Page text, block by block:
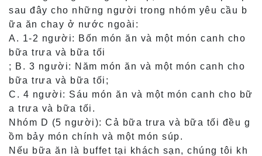
sau đây cho những người trong nhóm yêu cầu b
ữa ăn chay ở nước ngoài:
A. 1-2 người: Bốn món ăn và một món canh cho
bữa trưa và bữa tối
; B. 3 người: Năm món ăn và một món canh cho
bữa trưa và bữa tối;
C. 4 người: Sáu món ăn và một món canh cho bữ
a trưa và bữa tối.
Nhóm D (5 người): Cả bữa trưa và bữa tối đều g
ồm bảy món chính và một món súp.
Nếu bữa ăn là buffet tại khách sạn, chúng tôi kh